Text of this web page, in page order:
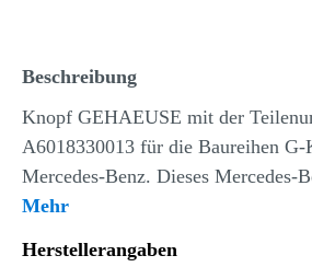
Beschreibung
Knopf GEHAEUSE mit der
A6018330013 für die Baureihen G-
Mercedes-Benz. Dieses
Mehr
Herstellerangaben